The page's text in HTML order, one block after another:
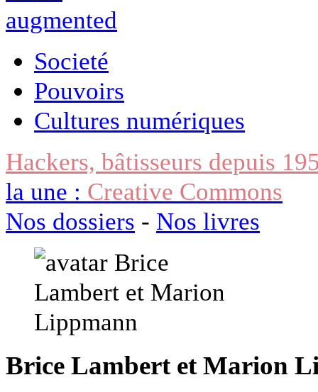
Societé
Pouvoirs
Cultures numériques
Hackers, bâtisseurs depuis
la une : Creative Commons
Nos dossiers - Nos livres
Brice Lambert et Marion